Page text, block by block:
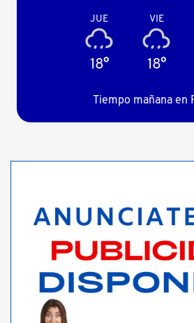
JUE
18°
VIE
18°
Tiempo mañana en